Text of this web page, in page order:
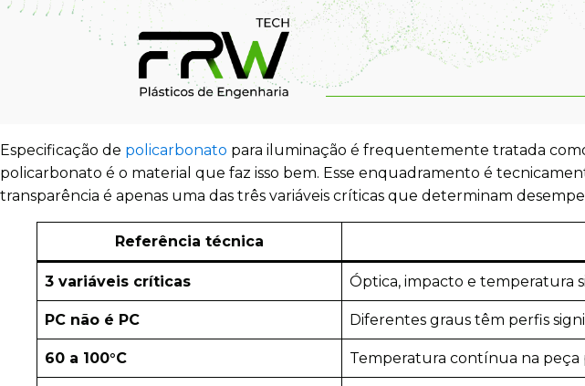
Especificação de policarbonato para iluminação é frequentemente tratada
policarbonato é o material que faz isso bem. Esse enquadramento é
transparência é apenas uma das três variáveis críticas que determinam
Referência técnica
3 variáveis críticas Óptica, impacto e temperatura
PC não é PC Diferentes graus têm perfis
60 a 100°C Temperatura contínua na peça